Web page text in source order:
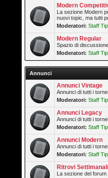
Modern
La sezione Modern
nuovi topic, ma tutti
Moderatori: Staff
Modern Regular
Spazio di
Moderatori: Staff
Annunci
Annunci Vintage
Annunci di tutti i
Moderatori: Staff
Annunci Legacy
Annunci di tutti i
Moderatori: Staff
Annunci Modern
Annunci di tutti i
Moderatori: Staff
Ritrovi Settimanali
La sezione del